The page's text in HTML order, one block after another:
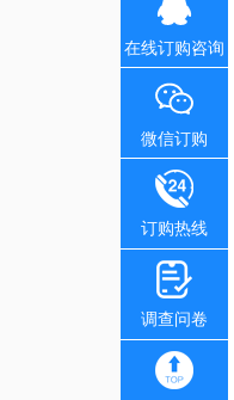
在线订购咨询
微信订购
订购热线
调查问卷